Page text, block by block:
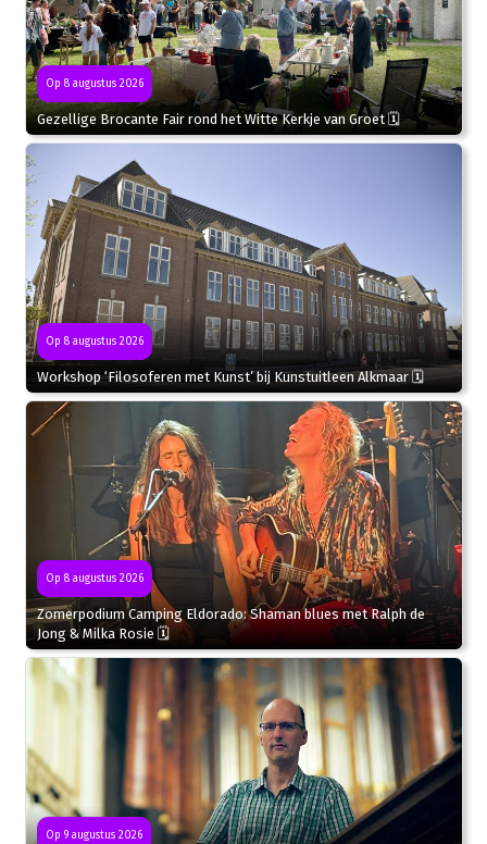
Op 8 augustus 2026
Gezellige Brocante Fair rond het Witte Kerkje van Groet 🗓
Op 8 augustus 2026
Workshop ‘Filosoferen met Kunst’ bij Kunstuitleen Alkmaar 🗓
Op 8 augustus 2026
Zomerpodium Camping Eldorado: Shaman blues met Ralph de
Jong & Milka Rosie 🗓
Op 9 augustus 2026